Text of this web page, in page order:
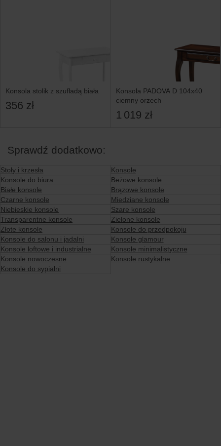
Konsola stolik z szufladą biała
356 zł
Konsola PADOVA D 104x40
ciemny orzech
1 019 zł
Sprawdź dodatkowo:
Stoły i krzesła
Konsole
Konsole do biura
Beżowe konsole
Białe konsole
Brązowe konsole
Czarne konsole
Miedziane konsole
Niebieskie konsole
Szare konsole
Transparentne konsole
Zielone konsole
Złote konsole
Konsole do przedpokoju
Konsole do salonu i jadalni
Konsole glamour
Konsole loftowe i industrialne
Konsole minimalistyczne
Konsole nowoczesne
Konsole rustykalne
Konsole do sypialni